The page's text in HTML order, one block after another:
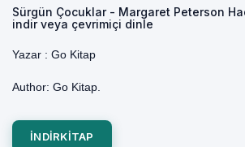
Sürgün Çocuklar - Margaret Peterson
indir veya çevrimiçi dinle
Yazar : Go Kitap
Author: Go Kitap.
INDIRKITAP